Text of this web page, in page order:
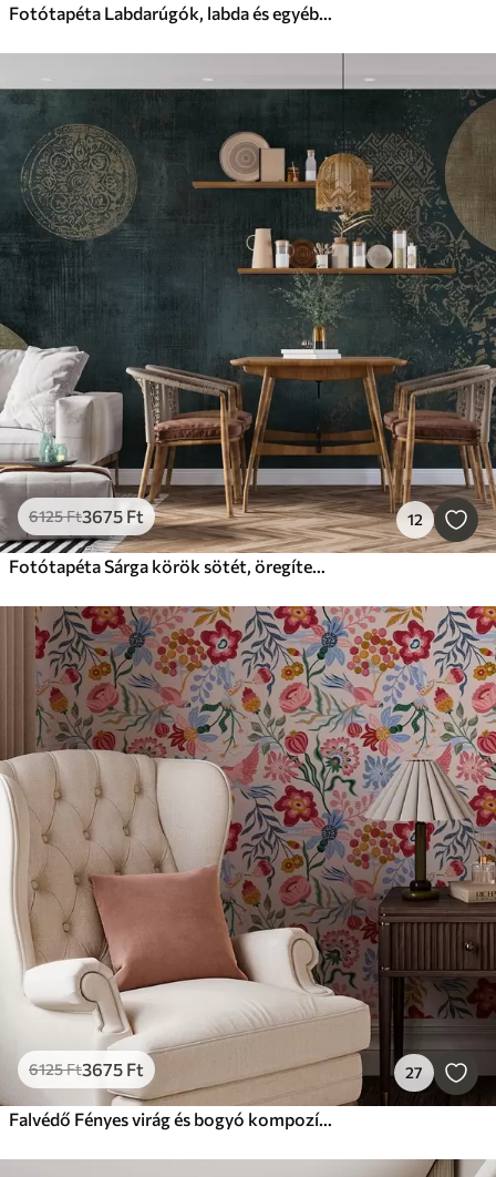
Fotótapéta Labdarúgók, labda és egyéb labdarúgó attribútumok zöld tónusokban
6125Ft3675 Ft 12
Fotótapéta Sárga körök sötét, öregített háttéren
6125Ft3675 Ft 27
Falvédő Fényes virág és bogyó kompozíció papagájokkal